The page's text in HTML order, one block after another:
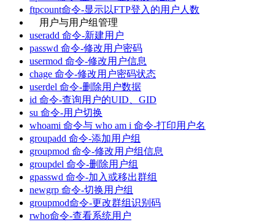
ftpcount命令-显示以FTP登入的用户人数
用户与用户组管理
useradd 命令-新建用户
passwd 命令-修改用户密码
usermod 命令-修改用户信息
chage 命令-修改用户密码状态
userdel 命令-删除用户数据
id 命令-查询用户的UID、GID
su 命令-用户切换
whoami 命令与 who am i 命令-打印用户名
groupadd 命令-添加用户组
groupmod 命令-修改用户组信息
groupdel 命令-删除用户组
gpasswd 命令-加入或移出群组
newgrp 命令-切换用户组
groupmod命令-更改群组识别码
rwho命令-查看系统用户